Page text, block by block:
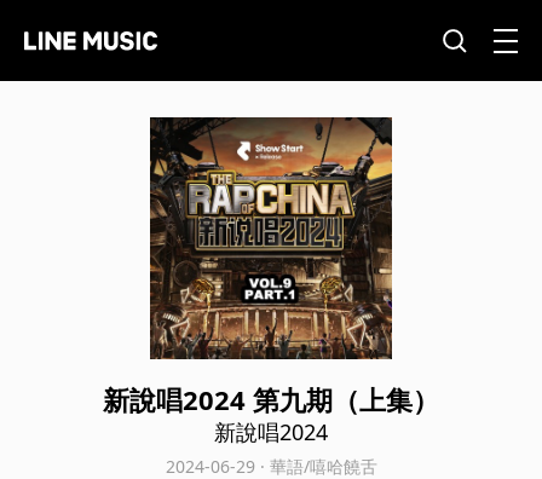
新說唱2024 第九期（上集）
新說唱2024
2024-06-29 · 華語/嘻哈饒舌